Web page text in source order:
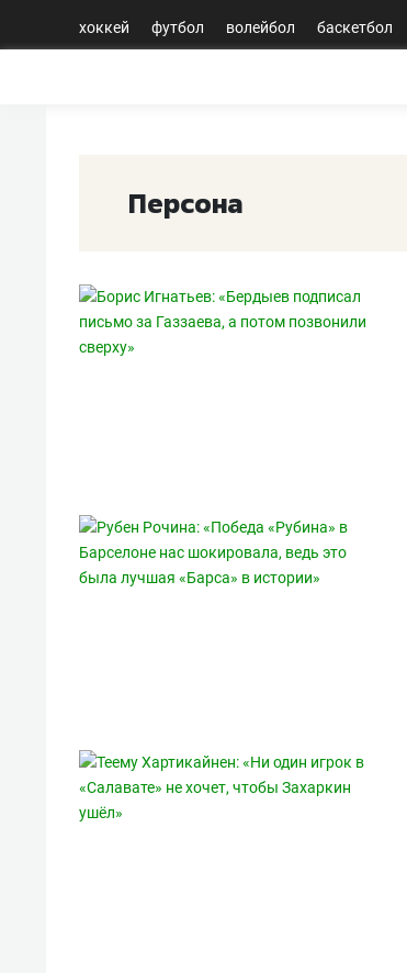
хоккей футбол волейбол баскетбол
Персона